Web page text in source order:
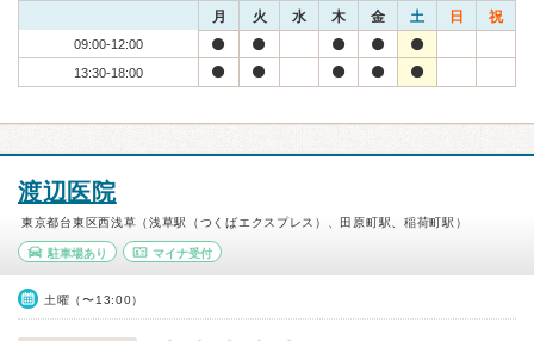
月 火 水 木 金 土 日 祝
09:00-12:00
13:30-18:00
渡辺医院
東京都台東区西浅草（浅草駅（つくばエクスプレス）、田原町駅、稲荷町駅）
駐車場あり マイナ受付
土曜（〜13:00）